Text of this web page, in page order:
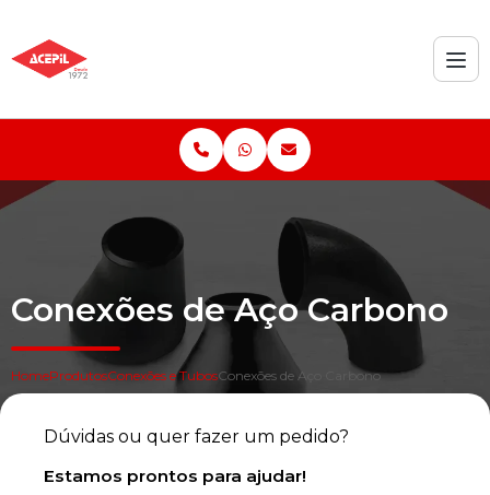
Conexões de Aço Carbono
HomeProdutosConexões e TubosConexões de Aço Carbono
Dúvidas ou quer fazer um pedido?
Estamos prontos para ajudar!